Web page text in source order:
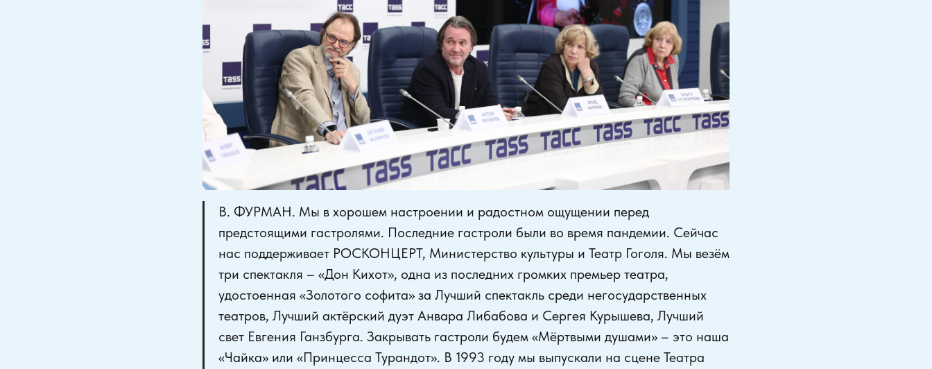
В. ФУРМАН. Мы в хорошем настроении и радостном ощущении перед
предстоящими гастролями. Последние гастроли были во время пандемии. Сейчас
нас поддерживает РОСКОНЦЕРТ, Министерство культуры и Театр Гоголя. Мы везём
три спектакля – «Дон Кихот», одна из последних громких премьер театра,
удостоенная «Золотого софита» за Лучший спектакль среди негосударственных
театров, Лучший актёрский дуэт Анвара Либабова и Сергея Курышева, Лучший
свет Евгения Ганзбурга. Закрывать гастроли будем «Мёртвыми душами» – это наша
«Чайка» или «Принцесса Турандот». В 1993 году мы выпускали на сцене Театра